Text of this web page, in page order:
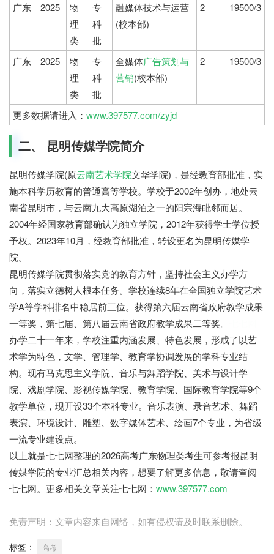
广东 2025
物
理
类
专
科
批
融媒体技术与运营
(校本部)
2 19500/3
广东 2025
物
理
类
专
科
批
全媒体广告策划与
营销(校本部)
2 19500/3
更多数据请进入： www.397577.com/zyjd
二、 昆明传媒学院简介
昆明传媒学院(原云南艺术学院文华学院)，是经教育部批准，实
施本科学历教育的普通高等学校。学校于2002年创办，地处云
南省昆明市，与云南九大高原湖泊之一的阳宗海毗邻而居。
2004年经国家教育部确认为独立学院，2012年获得学士学位授
予权。2023年10月，经教育部批准，转设更名为昆明传媒学
院。
昆明传媒学院贯彻落实党的教育方针，坚持社会主义办学方
向，落实立德树人根本任务。学校连续8年在全国独立学院艺术
学A等学科排名中稳居前三位。获得第六届云南省政府教学成果
一等奖，第七届、第八届云南省政府教学成果二等奖。
办学二十一年来，学校注重内涵发展、特色发展，形成了以艺
术学为特色，文学、管理学、教育学协调发展的学科专业结
构。现有马克思主义学院、音乐与舞蹈学院、美术与设计学
院、戏剧学院、影视传媒学院、教育学院、国际教育学院等9个
教学单位，现开设33个本科专业。音乐表演、录音艺术、舞蹈
表演、环境设计、雕塑、数字媒体艺术、绘画7个专业，为省级
一流专业建设点。
以上就是七七网整理的2026高考广东物理类考生可参考报昆明
传媒学院的专业汇总相关内容，想要了解更多信息，敬请查阅
七七网。更多相关文章关注七七网： www.397577.com
免责声明：文章内容来自网络，如有侵权请及时联系删除。
标签： 高考